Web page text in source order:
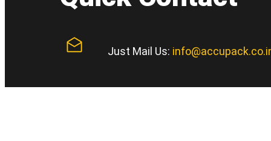
Just Mail Us: